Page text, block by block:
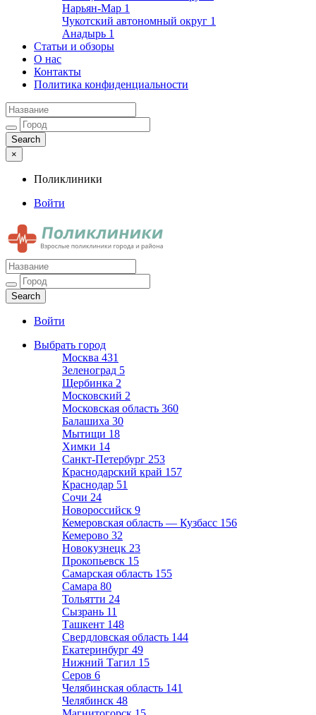
Нарьян-Мар 1
Чукотский автономный округ 1
Анадырь 1
Статьи и обзоры
О нас
Контакты
Политика конфиденциальности
×
Поликлиники
Войти
Поликлиники
Взрослые поликлиники города и района
Войти
Выбрать город
Москва 431
Зеленоград 5
Щербинка 2
Московский 2
Московская область 360
Балашиха 30
Мытищи 18
Химки 14
Санкт-Петербург 253
Краснодарский край 157
Краснодар 51
Сочи 24
Новороссийск 9
Кемеровская область — Кузбасс 156
Кемерово 32
Новокузнецк 23
Прокопьевск 15
Самарская область 155
Самара 80
Тольятти 24
Сызрань 11
Ташкент 148
Свердловская область 144
Екатеринбург 49
Нижний Тагил 15
Серов 6
Челябинская область 141
Челябинск 48